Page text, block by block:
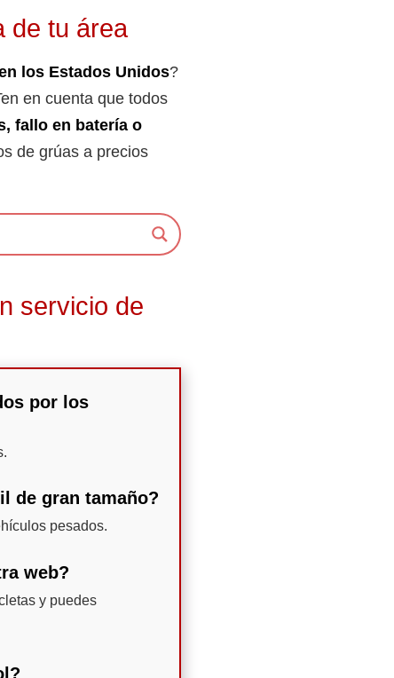
de tu área
los Estados Unidos?
en cuenta que todos
fallo en batería o
de grúas a precios
servicio de
por los
de gran tamaño?
pesados.
web?
y puedes